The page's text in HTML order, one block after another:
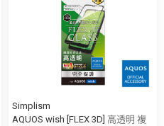
Simplism
AQUOS wish [FLEX 3D] 高透明 複